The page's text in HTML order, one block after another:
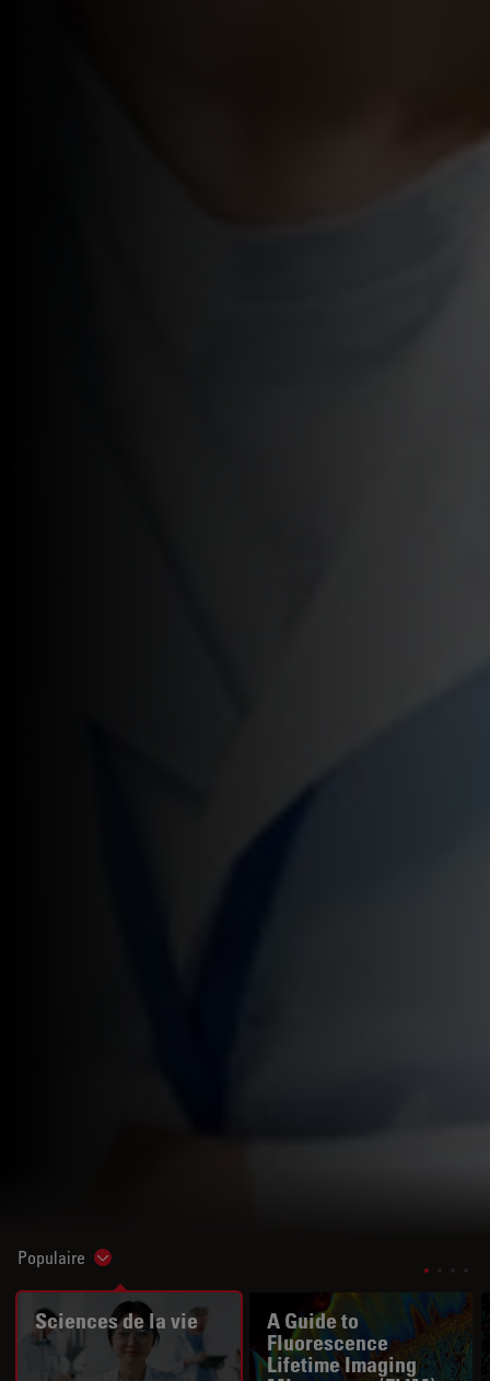
Populaire Show subnavigation
Sciences de la vie
A Guide to
Fluorescence
Lifetime Imaging